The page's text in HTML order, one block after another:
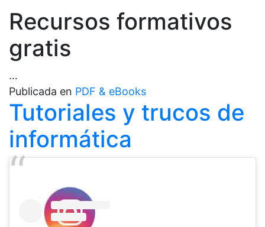
Recursos formativos
gratis
…
Publicada en PDF & eBooks
Tutoriales y trucos de
informática